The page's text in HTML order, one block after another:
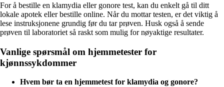
For å bestille en klamydia eller gonore test, kan du enkelt gå til ditt
lokale apotek eller bestille online. Når du mottar testen, er det viktig å
lese instruksjonene grundig før du tar prøven. Husk også å sende
prøven til laboratoriet så raskt som mulig for nøyaktige resultater.
Vanlige spørsmål om hjemmetester for
kjønnssykdommer
Hvem bør ta en hjemmetest for klamydia og gonore?